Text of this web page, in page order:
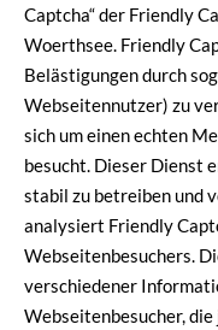
Captcha“ der Friendly
Woerthsee. Friendly
Belästigungen durch
Webseitennutzer) zu
sich um einen echten
besucht. Dieser Dienst
stabil zu betreiben und
analysiert Friendly
Webseitenbesuchers.
verschiedener
Webseitenbesucher,